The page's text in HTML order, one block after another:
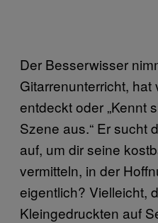
Der Besserwisser
Gitarrenunterricht, hat
entdeckt oder „Kennt
Szene aus.“ Er sucht
auf, um dir seine
vermitteln, in der
eigentlich? Vielleicht,
Kleingedruckten auf